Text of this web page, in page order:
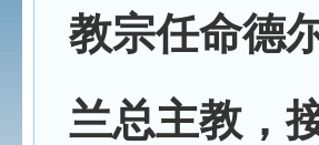
教宗任命德
兰总主教，